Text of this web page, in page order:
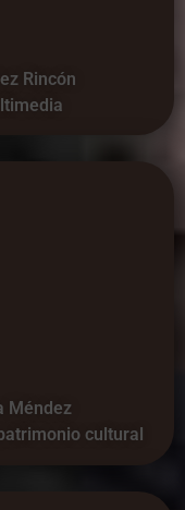
Rincón
Méndez
cultural